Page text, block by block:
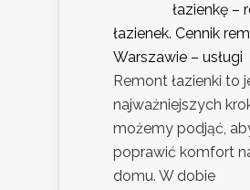
łazienkę –
łazienek. Cennik
Warszawie – usługi
Remont łazienki to
najważniejszych
możemy podjąć,
poprawić komfort
domu. W dobie